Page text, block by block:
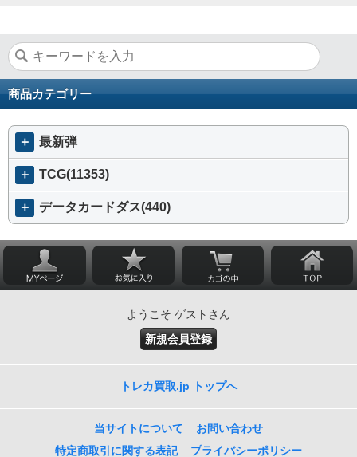
商品カテゴリー
＋ 最新弾
＋ TCG(11353)
＋ データカードダス(440)
ようこそ ゲストさん
新規会員登録
トレカ買取.jp トップへ
当サイトについて
お問い合わせ
特定商取引に関する表記
プライバシーポリシー